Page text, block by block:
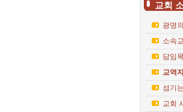
교회
광명
소속
담임
교역
섬기
교회